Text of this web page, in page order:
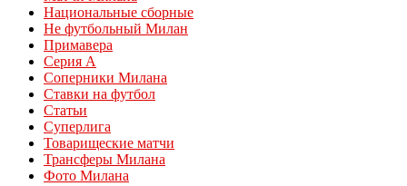
Национальные сборные
Не футбольный Милан
Примавера
Серия А
Соперники Милана
Ставки на футбол
Статьи
Суперлига
Товарищеские матчи
Трансферы Милана
Фото Милана